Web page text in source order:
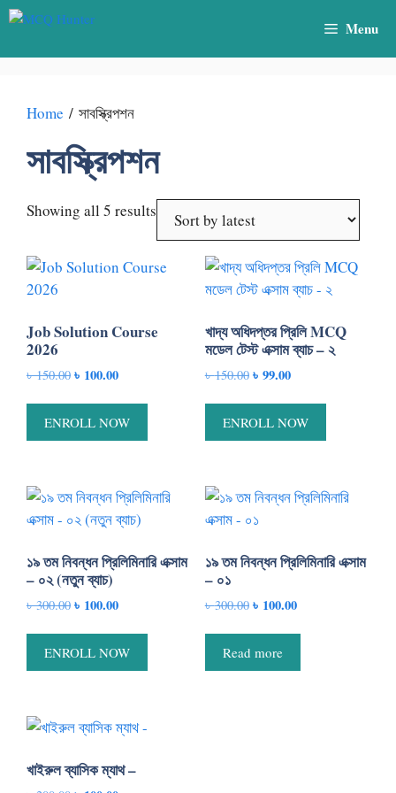
Skip
content
Menu
Home / সাবস্ক্রিপশন
সাবস্ক্রিপশন
Showing all 5 results
Job Solution Course
2026
৳150.00 Original
৳ 150.00.
৳ 100.00Current
৳ 100.00.
ENROLL NOW
খাদ্য অধিদপ্তর প্রিলি MCQ
মডেল টেস্ট এক্সাম ব্যাচ – ২
৳150.00 Original
৳ 150.00.
৳ 99.00Current
৳ 99.00.
ENROLL NOW
১৯ তম নিবন্ধন প্রিলিমিনারি এক্সাম
– ০২ (নতুন ব্যাচ)
৳300.00 Original
৳ 300.00.
৳ 100.00Current
৳ 100.00.
ENROLL NOW
১৯ তম নিবন্ধন প্রিলিমিনারি এক্সাম
– ০১
৳300.00 Original
৳ 300.00.
৳ 100.00Current
Read more
খাইরুল ব্যাসিক ম্যাথ –